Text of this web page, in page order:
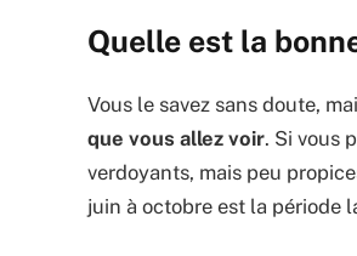
Quelle est la
Vous le savez sans doute,
que vous allez voir. Si vous
verdoyants, mais peu
juin à octobre est la période